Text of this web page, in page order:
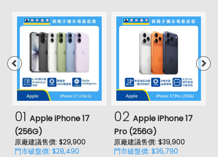
01 Apple iPhone 17
(256G)
原廠建議售價: $29,900
門市破盤價: $28,490
02 Apple iPhone 17
Pro (256G)
原廠建議售價: $39,900
門市破盤價: $36,790